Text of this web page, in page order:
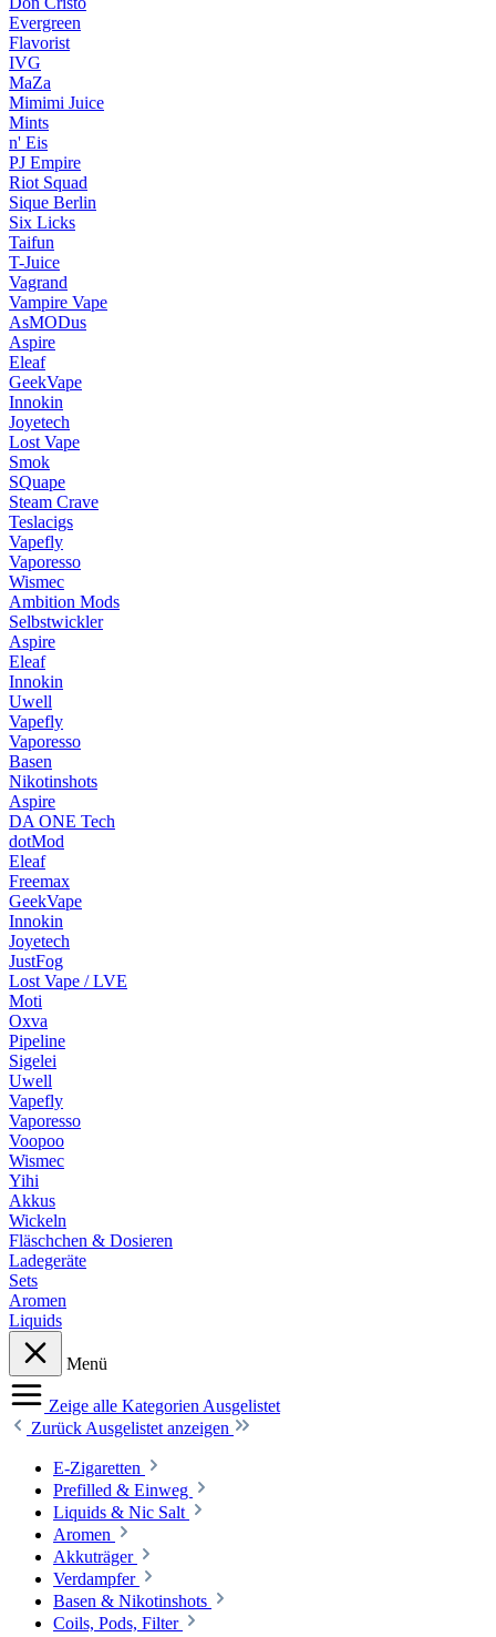
Evergreen
Flavorist
IVG
MaZa
Mimimi Juice
Mints
n' Eis
PJ Empire
Riot Squad
Sique Berlin
Six Licks
Taifun
T-Juice
Vagrand
Vampire Vape
AsMODus
Aspire
Eleaf
GeekVape
Innokin
Joyetech
Lost Vape
Smok
SQuape
Steam Crave
Teslacigs
Vapefly
Vaporesso
Wismec
Ambition Mods
Selbstwickler
Aspire
Eleaf
Innokin
Uwell
Vapefly
Vaporesso
Basen
Nikotinshots
Aspire
DA ONE Tech
dotMod
Eleaf
Freemax
GeekVape
Innokin
Joyetech
JustFog
Lost Vape / LVE
Moti
Oxva
Pipeline
Sigelei
Uwell
Vapefly
Vaporesso
Voopoo
Wismec
Yihi
Akkus
Wickeln
Fläschchen & Dosieren
Ladegeräte
Sets
Aromen
Liquids
Menü
Zeige alle Kategorien Ausgelistet
Zurück Ausgelistet anzeigen
E-Zigaretten
Prefilled & Einweg
Liquids & Nic Salt
Aromen
Akkuträger
Verdampfer
Basen & Nikotinshots
Coils, Pods, Filter